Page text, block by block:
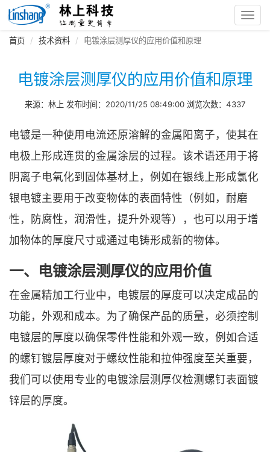
首页 技术资料 电镀涂层测厚仪的应用价值和原理
电镀涂层测厚仪的应用价值和原理
来源：林上 发布时间：2020/11/25 08:49:00 浏览次数：4337
电镀是一种使用电流还原溶解的金属阳离子，使其在
电极上形成连贯的金属涂层的过程。该术语还用于将
阴离子电氧化到固体基材上，例如在银线上形成氯化
银电镀主要用于改变物体的表面特性（例如，耐磨
性，防腐性，润滑性，提升外观等），也可以用于增
加物体的厚度尺寸或通过电铸形成新的物体。
一、电镀涂层测厚仪的应用价值
在金属精加工行业中，电镀层的厚度可以决定成品的
功能，外观和成本。为了确保产品的质量，必须控制
电镀层的厚度以确保零件性能和外观一致，例如合适
的螺钉镀层厚度对于螺纹性能和拉伸强度至关重要，
我们可以使用专业的电镀涂层测厚仪检测螺钉表面镀
锌层的厚度。